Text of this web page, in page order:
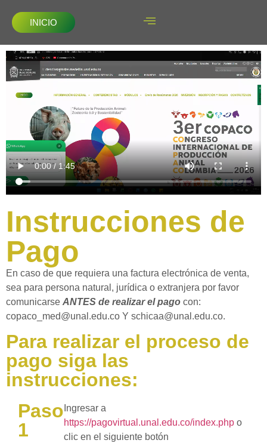
INICIO
Instrucciones de
Pago
En caso de que requiera una factura electrónica de venta,
sea para persona natural, jurídica o extranjera por favor
comunicarse ANTES de realizar el pago con:
copaco_med@unal.edu.co Y schicaa@unal.edu.co.
Para realizar el proceso de
pago siga las
instrucciones:
Paso
1
Ingresar a
https://pagovirtual.unal.edu.co/index.php o
clic en el siguiente botón